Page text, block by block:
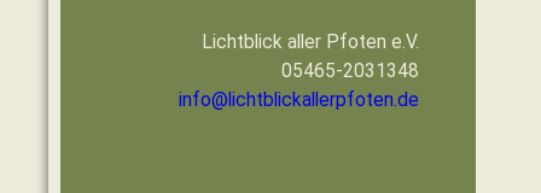
Lichtblick aller Pfoten e.V.
05465-2031348
info@lichtblickallerpfoten.de